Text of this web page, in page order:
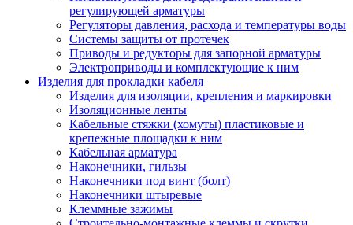
регулирующей арматуры
Регуляторы давления, расхода и температуры воды
Системы защиты от протечек
Приводы и редукторы для запорной арматуры
Электроприводы и комплектующие к ним
Изделия для прокладки кабеля
Изделия для изоляции, крепления и маркировки
Изоляционные ленты
Кабельные стяжки (хомуты) пластиковые и
крепежные площадки к ним
Кабельная арматура
Наконечники, гильзы
Наконечники под винт (болт)
Наконечники штыревые
Клеммные зажимы